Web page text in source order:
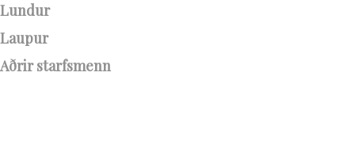
Lundur
Laupur
Aðrir starfsmenn